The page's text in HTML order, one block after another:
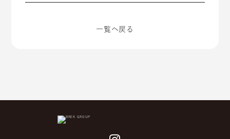
一覧へ戻る